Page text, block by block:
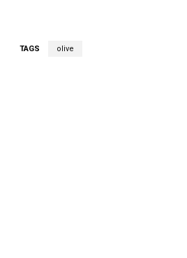
TAGS olive